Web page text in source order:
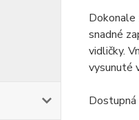
Dokonale
snadné
vidličky.
vysunuté
Dostupná